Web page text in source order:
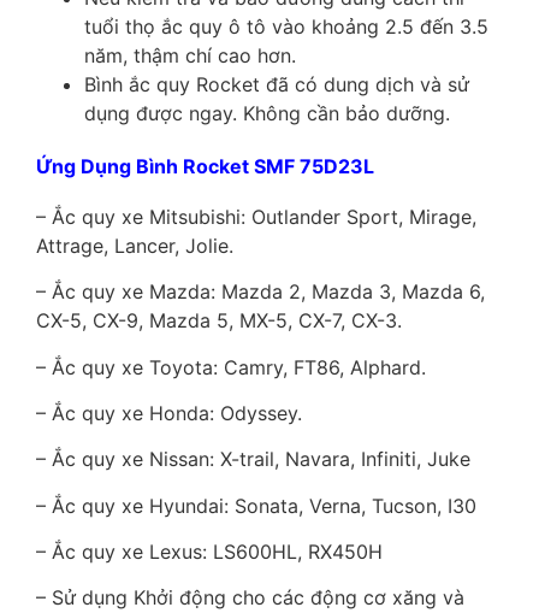
tuổi thọ ắc quy ô tô vào khoảng 2.5 đến 3.5
năm, thậm chí cao hơn.
Bình ắc quy Rocket đã có dung dịch và sử
dụng được ngay. Không cần bảo dưỡng.
Ứng Dụng Bình Rocket SMF 75D23L
– Ắc quy xe Mitsubishi: Outlander Sport, Mirage,
Attrage, Lancer, Jolie.
– Ắc quy xe Mazda: Mazda 2, Mazda 3, Mazda 6,
CX-5, CX-9, Mazda 5, MX-5, CX-7, CX-3.
– Ắc quy xe Toyota: Camry, FT86, Alphard.
– Ắc quy xe Honda: Odyssey.
– Ắc quy xe Nissan: X-trail, Navara, Infiniti, Juke
– Ắc quy xe Hyundai: Sonata, Verna, Tucson, I30
– Ắc quy xe Lexus: LS600HL, RX450H
– Sử dụng Khởi động cho các động cơ xăng và